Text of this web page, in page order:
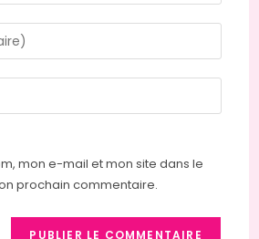
mon e-mail et mon site dans le
prochain commentaire.